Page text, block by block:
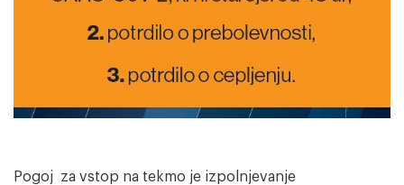
Pogoj za vstop na tekmo je izpolnjevanje